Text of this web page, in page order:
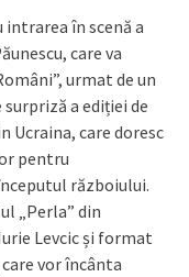
în scenă a
care va
urmat de un
a ediției de
Ucraina, care doresc
pentru
războiului.
„Perla” din
Levcic și format
vor încânta